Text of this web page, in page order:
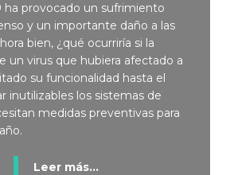
ha provocado un sufrimiento
y un importante daño a las
bien, ¿qué ocurriría si la
un virus que hubiera afectado a
su funcionalidad hasta el
inutilizables los sistemas de
medidas preventivas para
Leer más...